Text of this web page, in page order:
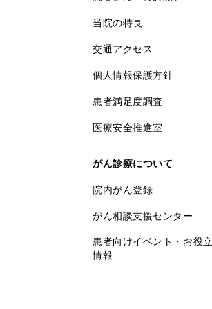
当院の特長
交通アクセス
個人情報保護方針
患者満足度調査
医療安全推進室
がん診療について
院内がん登録
がん相談支援センター
患者向けイベント・お役
情報